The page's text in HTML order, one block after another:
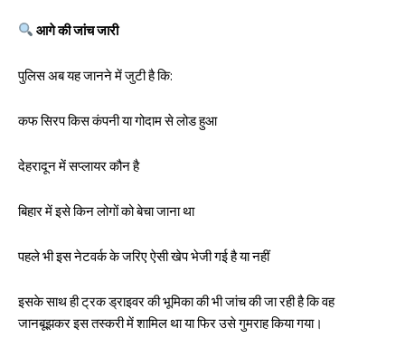
आगे की जांच जारी
पुलिस अब यह जानने में जुटी है कि:
कफ सिरप किस कंपनी या गोदाम से लोड हुआ
देहरादून में सप्लायर कौन है
बिहार में इसे किन लोगों को बेचा जाना था
पहले भी इस नेटवर्क के जरिए ऐसी खेप भेजी गई है या नहीं
इसके साथ ही ट्रक ड्राइवर की भूमिका की भी जांच की जा रही है कि वह
जानबूझकर इस तस्करी में शामिल था या फिर उसे गुमराह किया गया।